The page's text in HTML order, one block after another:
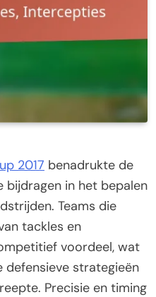
2017 benadrukte de
bijdragen in het bepalen
Teams die
tackles en
voordeel, wat
defensieve strategieën
Precisie en timing